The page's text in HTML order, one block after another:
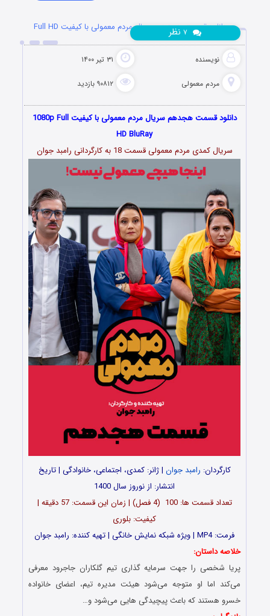
دانلود قسمت هجدهم سریال مردم معمولی با کیفیت Full HD
نویسنده ۳۱ تیر ۱۴۰۰
مردم معمولی ۹۰۸۱۲ بازدید
نظر
دانلود قسمت هجدهم سریال مردم معمولی با کیفیت 1080p Full
HD BluRay
سریال کمدی مردم معمولی قسمت 18 به کارگردانی رامبد جوان
کارگردان: رامبد جوان | ژانر: کمدی، اجتماعی، خانوادگی | تاریخ
انتشار: از نوروز سال 1400
تعداد قسمت ها: 100 (4 فصل) | زمان این قسمت: 57 دقیقه |
کیفیت: بلوری
فرمت: MP4 | ویژه شبکه نمایش خانگی | تهیه کننده: رامبد جوان
خلاصه داستان:
پریا شخصی را جهت سرمایه گذاری تیم گلکاران جاجرود معرفی
می‌کند اما او متوجه می‌شود هیئت مدیره تیم، اعضای خانواده
خسرو هستند که باعث پیچیدگی هایی می‌شود و…